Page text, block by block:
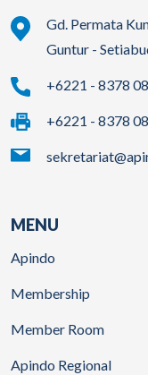
Gd. Permata
Guntur -
+6221 - 8378
+6221 - 8378
MENU
Apindo
Membership
Member Room
Apindo Regional